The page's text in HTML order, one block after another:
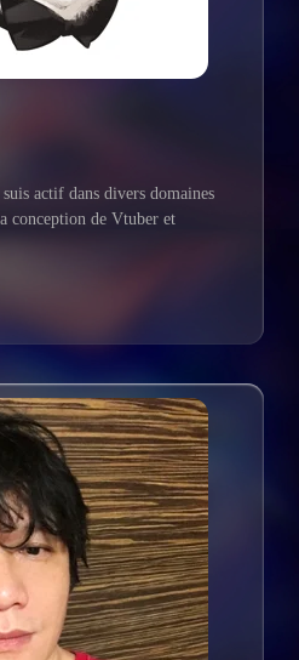
actif dans divers domaines
conception de Vtuber et